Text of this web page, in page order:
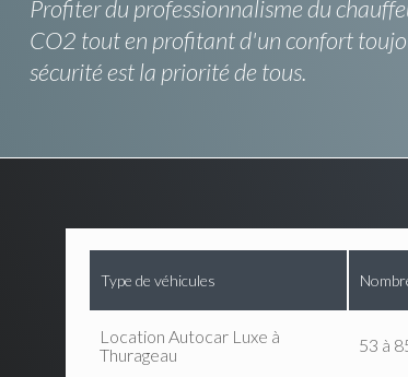
Profiter du professionnalisme du
CO2 tout en profitant d'un confort
sécurité est la priorité de tous.
Type de véhicules
Location Autocar Luxe à
Thurageau
53 à